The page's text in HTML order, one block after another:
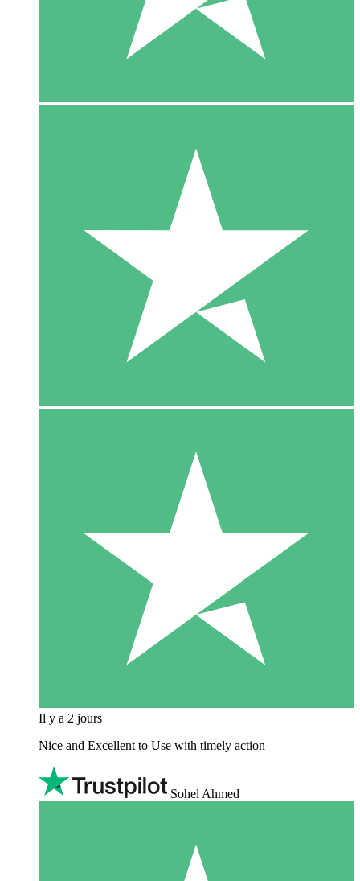
Il y a 2 jours
Nice and Excellent to Use with timely action
Sohel Ahmed